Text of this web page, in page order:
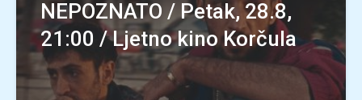
NEPOZNATO / Petak, 28.8,
21:00 / Ljetno kino Korčula